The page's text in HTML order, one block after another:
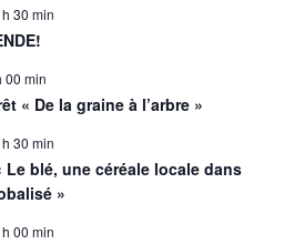
30 min
00 min
« De la graine à l’arbre »
30 min
Le blé, une céréale locale dans
»
00 min